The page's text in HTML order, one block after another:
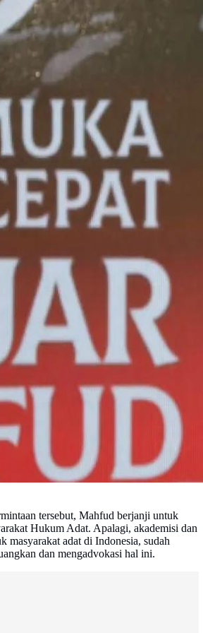
tersebut, Mahfud berjanji untuk
Hukum Adat. Apalagi, akademisi dan
masyarakat adat di Indonesia, sudah
dan mengadvokasi hal ini.